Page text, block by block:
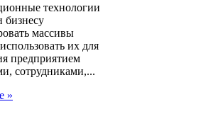
технологии
бизнесу
массивы
их для
предприятием
сотрудниками,...
»